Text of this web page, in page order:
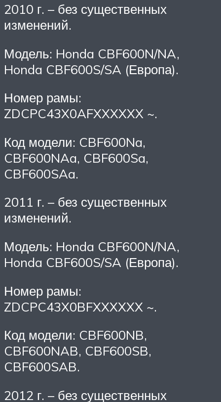
2010 г. – без существенных
изменений.
Модель: Honda CBF600N/NA,
Honda CBF600S/SA (Европа).
Номер рамы:
ZDCPC43X0AFXXXXXX ~.
Код модели: CBF600Na,
CBF600NAa, CBF600Sa,
CBF600SAa.
2011 г. – без существенных
изменений.
Модель: Honda CBF600N/NA,
Honda CBF600S/SA (Европа).
Номер рамы:
ZDCPC43X0BFXXXXXX ~.
Код модели: CBF600NB,
CBF600NAB, CBF600SB,
CBF600SAB.
2012 г. – без существенных